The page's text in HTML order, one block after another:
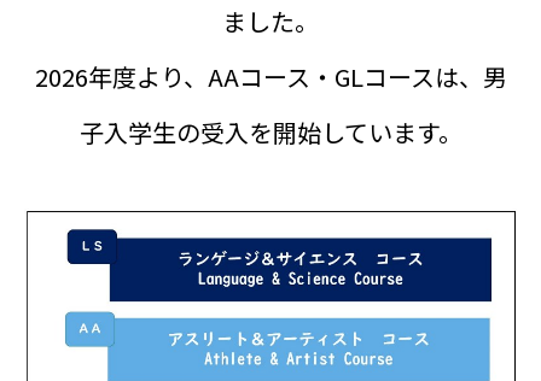
ました。
2026年度より、AAコース・GLコースは、男
子入学生の受入を開始しています。